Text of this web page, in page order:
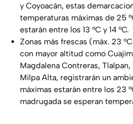
y Coyoacán, estas
temperaturas máximas de 25
estarán entre los 13 °C y 14 °C.
Zonas más frescas (máx. 23
con mayor altitud como
Magdalena Contreras,
Milpa Alta, registrarán un
máximas estarán entre los 23
madrugada se esperan